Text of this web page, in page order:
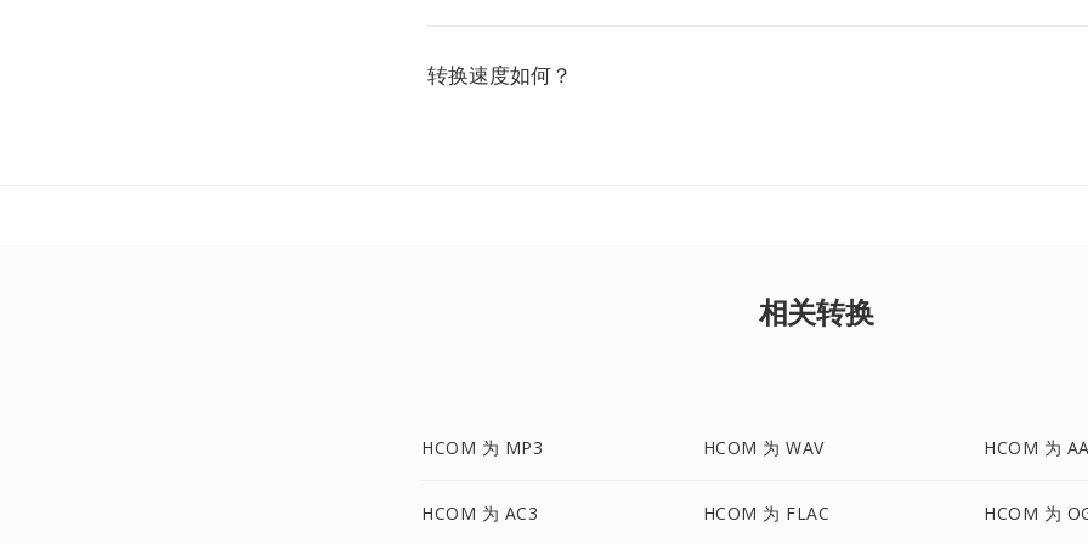
转换速度如何？
相关转换
HCOM 为 MP3 HCOM 为 WAV HCOM 为
HCOM 为 AC3 HCOM 为 FLAC HCOM 为